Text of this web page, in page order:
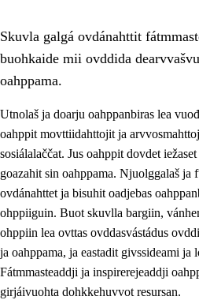
3. Skuvlla praksisa prinsihpat
Fátmmasteaddji
3.2 Oahpaheapmi ja
Skuvla galgá ovdánahttit
buohkaide mii ovddida
oahppama.
Utnolaš ja doarju oahppanbiras lea
oahppit movttiidahttojit ja
sosiálalaččat. Jus oahppit dovdet
goazahit sin oahppama. Njuolggalaš ja
ovdánahttet ja bisuhit oadjebas
ohppiiguin. Buot skuvlla bargiin,
ohppiin lea ovttas ovddasvástádus
ja oahppama, ja eastadit givssideami ja
Fátmmasteaddji ja inspirerejeaddji
girjáivuohta dohkkehuvvot resursan.